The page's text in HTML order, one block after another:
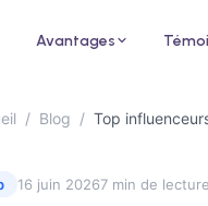
Avantages
/ Blog / Top
16 juin 20267 min de lecture